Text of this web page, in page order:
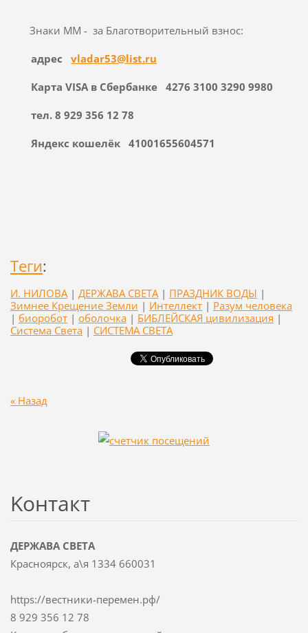
Знаки ММ - за Благотворительный взнос:
адресvladar53@list.ru
КартаVISA в Сбербанке4276 3100 3290 9980
​​​​​​​тел. 8 929 356 12 78
Яндекс кошелёк 41001655604571
Теги:
И. НИЛОВА | ДЕРЖАВА СВЕТА | ПРАЗДНИК ВОДЫ |
Зимнее Крещение Земли | Интеллект | Разум человека
| биоробот | оболочка | БИБЛЕЙСКАЯ цивилизация |
Система Света | СИСТЕМА СВЕТА
« Назад
Koнтакт
ДЕРЖАВА СВЕТА
Красноярск, а\я 1334 660031
https://вестники-перемен.рф/
8 929 356 12 78